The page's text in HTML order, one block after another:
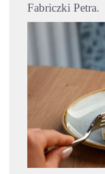
Fabriczki Petra.